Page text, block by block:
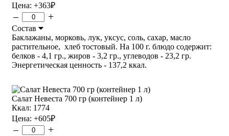
Цена: +363₽
– +
Состав
Баклажаны, морковь, лук, уксус, соль, сахар, масло
растительное, хлеб тостовый. На 100 г. блюдо содержит:
белков - 4,1 гр., жиров - 3,2 гр., углеводов - 23,2 гр.
Энергетическая ценность - 137,2 ккал.
Салат Невеста 700 гр (контейнер 1 л)
Ккал: 1774
Цена: +605₽
– +